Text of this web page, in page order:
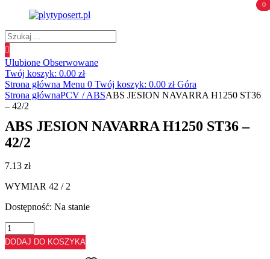
Wyszukiwanie
produktów
0
Ulubione Obserwowane
0
Twój koszyk: 0.00 zł
Strona główna Menu 0 Twój koszyk: 0.00 zł Góra
Strona głównaPCV / ABSABS JESION NAVARRA H1250 ST36
– 42/2
ABS JESION NAVARRA H1250 ST36 –
42/2
7.13 zł
WYMIAR 42 / 2
Dostępność: Na stanie
ilość
ABS
JESION
DODAJ DO KOSZYKA